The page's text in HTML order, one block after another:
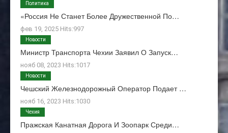
«Россия Не Станет Более Дружественной По…
фев 19, 2025 Hits:997
Политика
Министр Транспорта Чехии Заявил О Запуск…
нояб 08, 2023 Hits:1017
Новости
Чешский Железнодорожный Оператор Подает …
нояб 16, 2023 Hits:1030
Новости
Пражская Канатная Дорога И Зоопарк Среди…
Чехия